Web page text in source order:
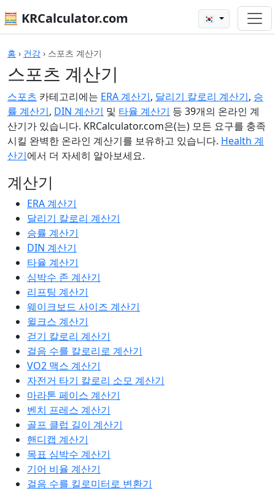
🧮 KRCalculator.com 🇰🇷
홈 › 건강 › 스포츠 계산기
스포츠 계산기
스포츠 카테고리에는 ERA 계산기, 달리기 칼로리 계산기, 승
률 계산기, DIN 계산기 및 타율 계산기 등 39개의 온라인 계
산기가 있습니다. KRCalculator.com은(는) 모든 요구를 충족
시킬 완벽한 온라인 계산기를 보유하고 있습니다. Health 계
산기에서 더 자세히 알아보세요.
계산기
ERA 계산기
달리기 칼로리 계산기
승률 계산기
DIN 계산기
타율 계산기
심박수 존 계산기
리프팅 계산기
웨이크보드 사이즈 계산기
윌크스 계산기
걷기 칼로리 계산기
걸음 수를 칼로리로 계산기
VO2 맥스 계산기
자전거 타기 칼로리 소모 계산기
마라톤 페이스 계산기
벤치 프레스 계산기
골프 클럽 길이 계산기
핸디캡 계산기
목표 심박수 계산기
기어 비율 계산기
걸음 수를 킬로미터로 변환기